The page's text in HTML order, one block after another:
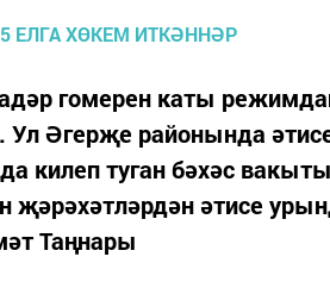
гомерен каты
Ул Әгерҗе районында
килеп туган бәхәс
җәрәхәтләрдән әтисе
Таңнары